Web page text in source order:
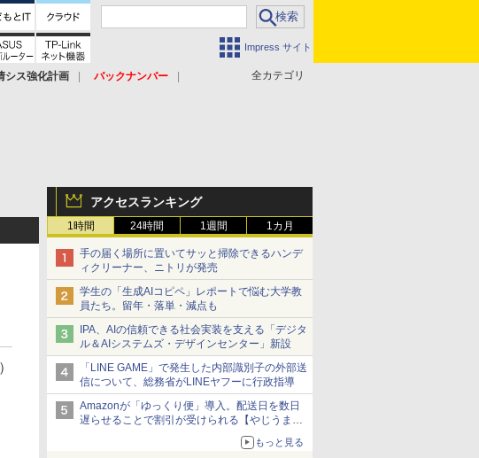
Impress サイト
全カテゴリ
シス強化計画
バックナンバー
アクセスランキング
1時間 24時間 1週間 1カ月
手の届く場所に置いてサッと掃除できるハンデ
ィクリーナー、ニトリが発売
学生の「生成AIコピペ」レポートで悩む大学教
員たち。留年・落単・減点も
IPA、AIの信頼できる社会実装を支える「デジタ
ル＆AIシステムズ・デザインセンター」新設
「LINE GAME」で発生した内部識別子の外部送
信について、総務省がLINEヤフーに行政指導
Amazonが「ゆっくり便」導入。配送日を数日
遅らせることで割引が受けられる【やじうま
もっと見る